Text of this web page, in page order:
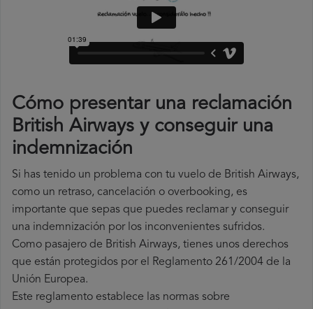
Cómo presentar una reclamación
British Airways y conseguir una
indemnización
Si has tenido un problema con tu vuelo de British Airways,
como un retraso, cancelación o overbooking, es
importante que sepas que puedes reclamar y conseguir
una indemnización por los inconvenientes sufridos.
Como pasajero de British Airways, tienes unos derechos
que están protegidos por el Reglamento 261/2004 de la
Unión Europea.
Este reglamento establece las normas sobre